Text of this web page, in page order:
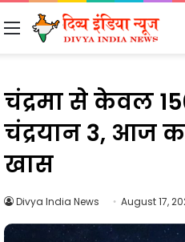
Menu
चंद्रमा से केवल
चंद्रयान 3, आज
खास
Divya India News August 17,